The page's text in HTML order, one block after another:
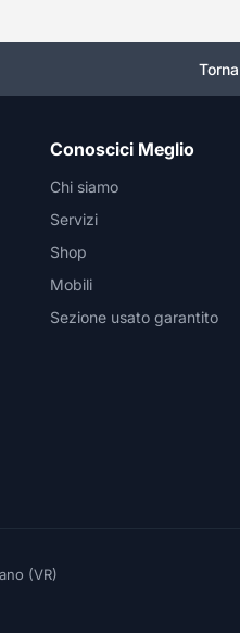
Conoscici Meglio
Chi siamo
Servizi
Shop
Mobili
Sezione usato garantito
(VR)